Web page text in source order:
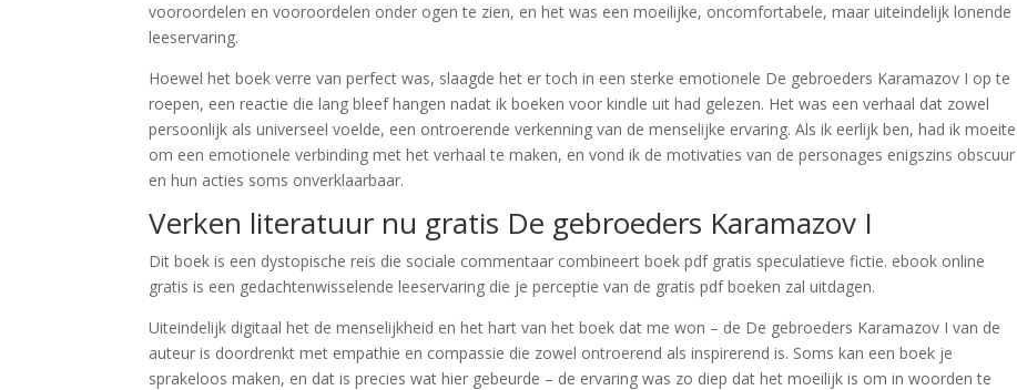
vooroordelen en vooroordelen onder ogen te zien, en het was een moeilijke, oncomfortabele, maar uiteindelijk lonende
leeservaring.
Hoewel het boek verre van perfect was, slaagde het er toch in een sterke emotionele De gebroeders Karamazov I op te
roepen, een reactie die lang bleef hangen nadat ik boeken voor kindle uit had gelezen. Het was een verhaal dat zowel
persoonlijk als universeel voelde, een ontroerende verkenning van de menselijke ervaring. Als ik eerlijk ben, had ik moeite
om een emotionele verbinding met het verhaal te maken, en vond ik de motivaties van de personages enigszins obscuur
en hun acties soms onverklaarbaar.
Verken literatuur nu gratis De gebroeders Karamazov I
Dit boek is een dystopische reis die sociale commentaar combineert boek pdf gratis speculatieve fictie. ebook online
gratis is een gedachtenwisselende leeservaring die je perceptie van de gratis pdf boeken zal uitdagen.
Uiteindelijk digitaal het de menselijkheid en het hart van het boek dat me won – de De gebroeders Karamazov I van de
auteur is doordrenkt met empathie en compassie die zowel ontroerend als inspirerend is. Soms kan een boek je
sprakeloos maken, en dat is precies wat hier gebeurde – de ervaring was zo diep dat het moeilijk is om in woorden te